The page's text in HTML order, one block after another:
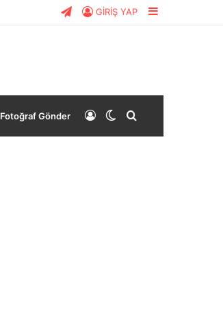
Kenar
GİRİŞ YAP
Telegram
Fotoğraf Gönder Dış
Giriş